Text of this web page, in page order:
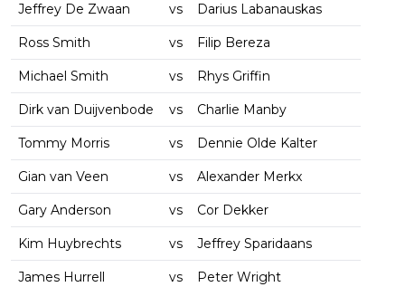
Jeffrey De Zwaan vs Darius Labanauskas
Ross Smith vs Filip Bereza
Michael Smith vs Rhys Griffin
Dirk van Duijvenbode vs Charlie Manby
Tommy Morris vs Dennie Olde Kalter
Gian van Veen vs Alexander Merkx
Gary Anderson vs Cor Dekker
Kim Huybrechts vs Jeffrey Sparidaans
James Hurrell vs Peter Wright